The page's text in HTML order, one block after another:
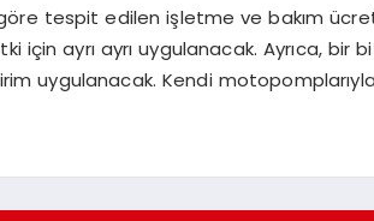
tespit edilen işletme ve bakım
ayrı ayrı uygulanacak. Ayrıca, bir
uygulanacak. Kendi